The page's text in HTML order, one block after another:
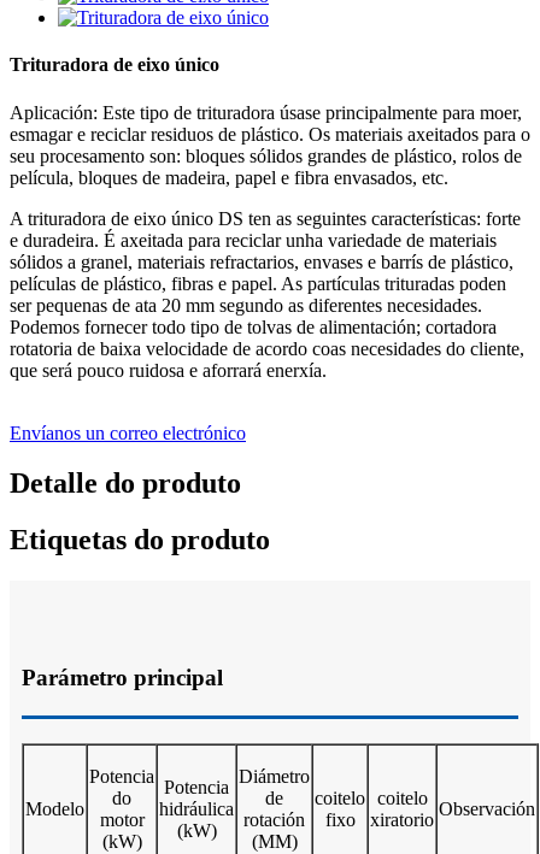
Trituradora de eixo único
Aplicación: Este tipo de trituradora úsase principalmente para moer,
esmagar e reciclar residuos de plástico. Os materiais axeitados para o
seu procesamento son: bloques sólidos grandes de plástico, rolos de
película, bloques de madeira, papel e fibra envasados, etc.
A trituradora de eixo único DS ten as seguintes características: forte
e duradeira. É axeitada para reciclar unha variedade de materiais
sólidos a granel, materiais refractarios, envases e barrís de plástico,
películas de plástico, fibras e papel. As partículas trituradas poden
ser pequenas de ata 20 mm segundo as diferentes necesidades.
Podemos fornecer todo tipo de tolvas de alimentación; cortadora
rotatoria de baixa velocidade de acordo coas necesidades do cliente,
que será pouco ruidosa e aforrará enerxía.
Envíanos un correo electrónico
Detalle do produto
Etiquetas do produto
Parámetro principal
Modelo
Potencia
do
motor
(kW)
Potencia
hidráulica
(kW)
Diámetro
de
rotación
(MM)
coitelo
fixo
coitelo
xiratorio
Observación